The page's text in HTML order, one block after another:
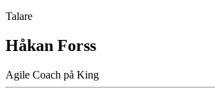
Talare
Håkan Forss
Agile Coach på King